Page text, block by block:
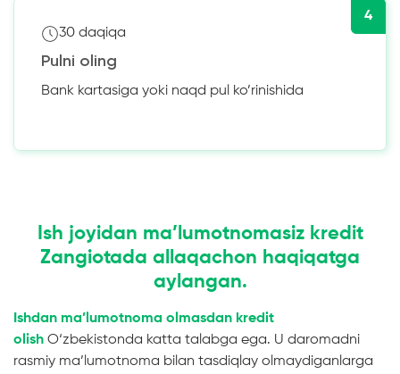
4
30 daqiqa
Pulni oling
Bank kartasiga yoki naqd pul ko’rinishida
Ish joyidan ma’lumotnomasiz kredit
Zangiotada allaqachon haqiqatga
aylangan.
Ishdan ma’lumotnoma olmasdan kredit
olish O‘zbekistonda katta talabga ega. U daromadni
rasmiy ma’lumotnoma bilan tasdiqlay olmaydiganlarga